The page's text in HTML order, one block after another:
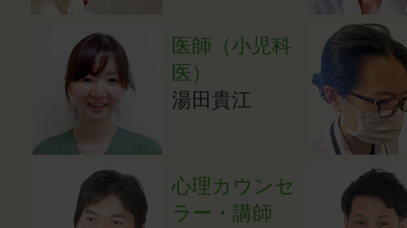
医師（小児科
医）
湯田貴江
心理カウンセ
ラー・講師